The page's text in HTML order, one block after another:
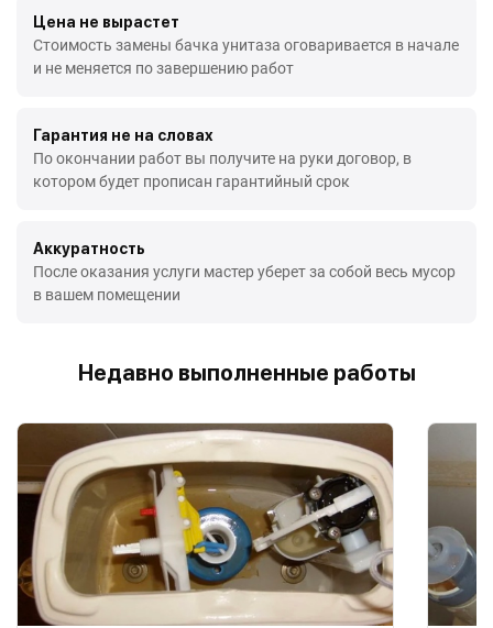
Цена не вырастет
Стоимость замены бачка унитаза оговаривается в начале
и не меняется по завершению работ
Гарантия не на словах
По окончании работ вы получите на руки договор, в
котором будет прописан гарантийный срок
Аккуратность
После оказания услуги мастер уберет за собой весь мусор
в вашем помещении
Недавно выполненные работы